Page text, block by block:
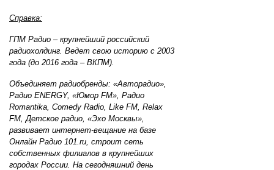
Справка:
ГПМ Радио – крупнейший российский
радиохолдинг. Ведет свою историю с 2003
года (до 2016 года – ВКПМ).
Объединяет радиобренды: «Авторадио»,
Радио ENERGY, «Юмор FM», Радио
Romantika, Comedy Radio, Like FM, Relax
FM, Детское радио, «Эхо Москвы»,
развивает интернет-вещание на базе
Онлайн Радио 101.ru, строит сеть
собственных филиалов в крупнейших
городах России. На сегодняшний день